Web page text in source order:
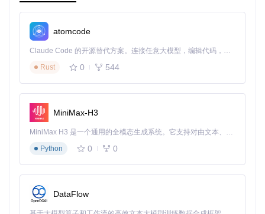
│   └── iopaint_cache.json
└── stable_diffusion_xl/
    ├── sdxl_base_1.0.safetensors
元数据文件记录模型类型、校验哈希和最后使用时间，通过sc
an_single_file_diffusion_models函数（L108-L179）
实现快速索引。这种结构设计使模型扫描时间从O(n)降低到O
(1)，在包含50个模型的缓存目录中，扫描速度提升约8倍。
模型类型智能识别
model_type（L76-L105）函数实现模型类型的自动识别。系
统加载模型时会检查输入通道数等关键参数，例如通过尝试加
载为StableDiffusionInpaintPipeline来判断是否为inpaint模型
（L57-L63）。这种动态检测机制使系统能够兼容各种微调模
型，无需人工干预。
atomcode
Claude Code 的开源替代方案。连接任意大模型，编辑代码，运行命令，自动验证 — 全自动执行。用 Rust 构建，极致性能。 ｜ An open-source alternative to Claude Code. Connect any LLM, edit code, run commands, and verify changes — autonomously. Built in Rust for speed. Get Started
Rust
0 544
MiniMax-H3
MiniMax H3 是一个通用的全模态生成系统。它支持对由文本、图像、视频和音频组成的多模态上下文进行统一理解，并能生成分辨率高达 2K、时长可达 15 秒的带原生立体声音频的视频。得益于面向任务泛化的系统设计，H3 在预训练阶段就已具备广泛的多模态上下文理解与生成能力，能够出色地执行复杂的多模态指令。
Python
0 0
DataFlow